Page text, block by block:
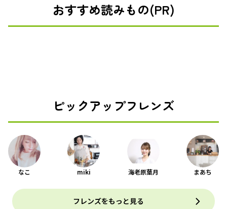
おすすめ読みもの(PR)
ピックアップフレンズ
なこ miki 海老原葉月 まあち
フレンズをもっと見る